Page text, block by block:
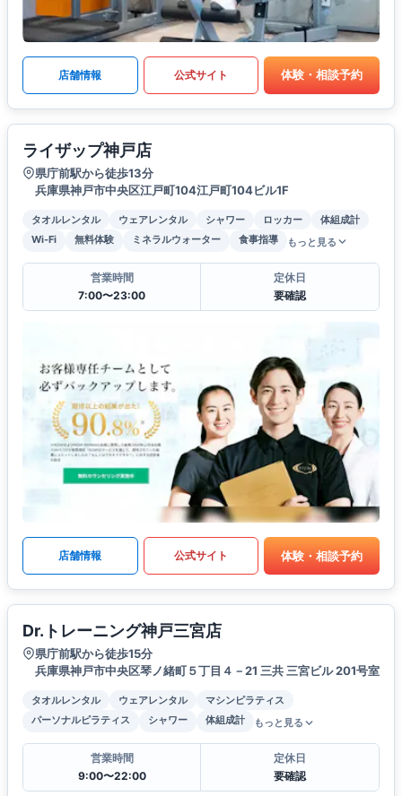
店舗情報 公式サイト 体験・相談予約
ライザップ神戸店
県庁前駅から徒歩13分
兵庫県神戸市中央区江戸町104江戸町104ビル1F
タオルレンタル ウェアレンタル シャワー ロッカー
体組成計
Wi-Fi
無料体験 ミネラルウォーター 食事指導 もっと見る
営業時間
7:00〜23:00
定休日
要確認
店舗情報 公式サイト 体験・相談予約
Dr.トレーニング神戸三宮店
県庁前駅から徒歩15分
兵庫県神戸市中央区琴ノ緒町５丁目４－21 三共 三宮ビル 201号室
タオルレンタル ウェアレンタル
マシンピラティス
パーソナルピラティス
シャワー 体組成計 もっと見る
営業時間
9:00〜22:00
定休日
要確認